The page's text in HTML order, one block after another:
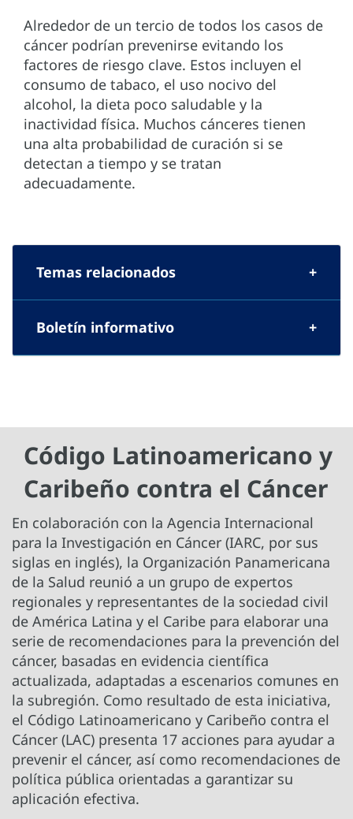
Alrededor de un tercio de todos los casos de
cáncer podrían prevenirse evitando los
factores de riesgo clave. Estos incluyen el
consumo de tabaco, el uso nocivo del
alcohol, la dieta poco saludable y la
inactividad física. Muchos cánceres tienen
una alta probabilidad de curación si se
detectan a tiempo y se tratan
adecuadamente.
Temas relacionados
Boletín informativo
Código Latinoamericano y
Caribeño contra el Cáncer
En colaboración con la Agencia Internacional
para la Investigación en Cáncer (IARC, por sus
siglas en inglés), la Organización Panamericana
de la Salud reunió a un grupo de expertos
regionales y representantes de la sociedad civil
de América Latina y el Caribe para elaborar una
serie de recomendaciones para la prevención del
cáncer, basadas en evidencia científica
actualizada, adaptadas a escenarios comunes en
la subregión. Como resultado de esta iniciativa,
el Código Latinoamericano y Caribeño contra el
Cáncer (LAC) presenta 17 acciones para ayudar a
prevenir el cáncer, así como recomendaciones de
política pública orientadas a garantizar su
aplicación efectiva.